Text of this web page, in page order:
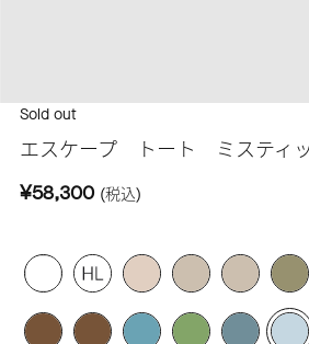
Sold out
エスケープ トート ミスティ
¥58,300 (税込)